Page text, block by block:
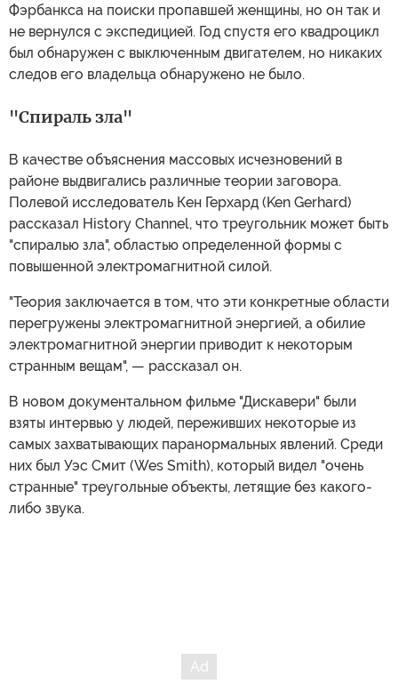
Фэрбанкса на поиски пропавшей женщины, но он так и
не вернулся с экспедицией. Год спустя его квадроцикл
был обнаружен с выключенным двигателем, но никаких
следов его владельца обнаружено не было.
"Спираль зла"
В качестве объяснения массовых исчезновений в
районе выдвигались различные теории заговора.
Полевой исследователь Кен Герхард (Ken Gerhard)
рассказал History Channel, что треугольник может быть
"спиралью зла", областью определенной формы с
повышенной электромагнитной силой.
"Теория заключается в том, что эти конкретные области
перегружены электромагнитной энергией, а обилие
электромагнитной энергии приводит к некоторым
странным вещам", — рассказал он.
В новом документальном фильме "Дискавери" были
взяты интервью у людей, переживших некоторые из
самых захватывающих паранормальных явлений. Среди
них был Уэс Смит (Wes Smith), который видел "очень
странные" треугольные объекты, летящие без какого-
либо звука.